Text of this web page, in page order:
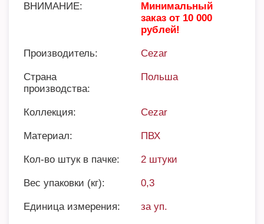
ВНИМАНИЕ:
Минимальный
заказ от 10 000
рублей!
Производитель: Cezar
Страна
производства:
Польша
Коллекция: Cezar
Материал: ПВХ
Кол-во штук в пачке: 2 штуки
Вес упаковки (кг): 0,3
Единица измерения: за уп.